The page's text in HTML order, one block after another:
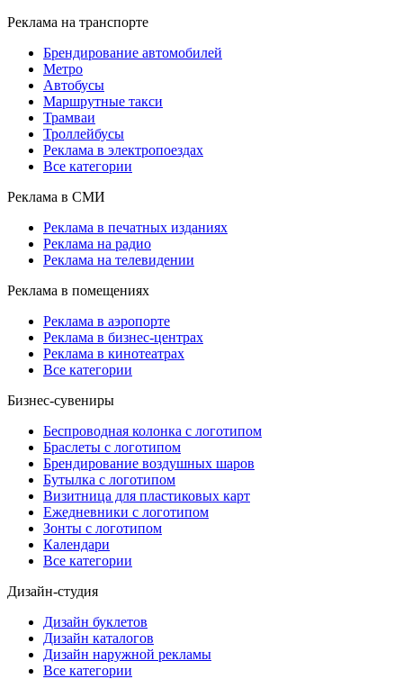
Реклама на транспорте
Брендирование автомобилей
Метро
Автобусы
Маршрутные такси
Трамваи
Троллейбусы
Реклама в электропоездах
Все категории
Реклама в СМИ
Реклама в печатных изданиях
Реклама на радио
Реклама на телевидении
Реклама в помещениях
Реклама в аэропорте
Реклама в бизнес-центрах
Реклама в кинотеатрах
Все категории
Бизнес-сувениры
Беспроводная колонка с логотипом
Браслеты с логотипом
Брендирование воздушных шаров
Бутылка с логотипом
Визитница для пластиковых карт
Ежедневники с логотипом
Зонты с логотипом
Календари
Все категории
Дизайн-студия
Дизайн буклетов
Дизайн каталогов
Дизайн наружной рекламы
Все категории